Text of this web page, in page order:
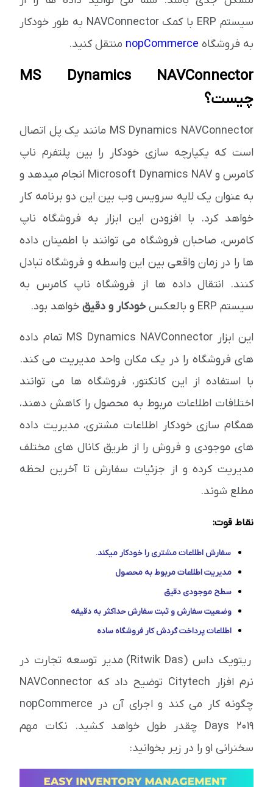
سیستم ERP با کمک NAVConnector به طور خودکار
به فروشگاه nopCommerce منتقل کنید.
MS Dynamics NAVConnector
چیست؟
MS Dynamics NAVConnector مانند یک پل اتصال
است که یکپارچه سازی خودکار را بین پلتفرم ناپ
کامرس و Microsoft Dynamics NAV انجام میدهد و
به عنوان یک لایه سرویس وب بین این دو برنامه کار
خواهد کرد. با افزودن این ابزار به فروشگاه ناپ
کامرس، صاحبان فروشگاه می توانند با اطمینان داده
ها را در زمان واقعی بین این واسطه و فروشگاه تبادل
کنند. انتقال داده ها از فروشگاه ناپ کامرس به
سیستم ERP و بالعکس
خودکار و دقیق خواهد بود.
این ابزار MS Dynamics NAVConnector تمام داده
های فروشگاه را در یک مکان واحد مدیریت می کند.
با استفاده از این کانکتور، فروشگاه ها می توانند
اختلافات اطلاعات مربوط به محصول را کاهش دهند،
همگام سازی خودکار اطلاعات مشتری، مدیریت داده
های موجودی و فروش را از طریق کانال های مختلف
مدیریت کرده و از جزئیات سفارش تا آخرین لحظه
مطلع شوند.
نقاط قوت:
سفارش اطلاعات مشتری را خودکار میکند.
مدیریت اطلاعات مربوط به محصول
سطح موجودی دقیق
وضعیت سفارش و ثبت سفارش حداکثر به دقیقه
اطلاعات پرداخت گردش کار فروشگاه ساده
ریتویک داس (Ritwik Das) مدیر توسعه تجارت در
نرم افزار Citytech توضیح داد که NAVConnector
چگونه کار می کند و اجرای آن در nopCommerce
Days 2019 چقدر طول خواهد کشید. نکات مهم
سخنرانی او را در زیر بخوانید: